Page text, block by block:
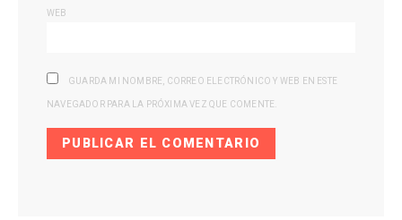
WEB
GUARDA MI NOMBRE, CORREO ELECTRÓNICO Y WEB EN ESTE
NAVEGADOR PARA LA PRÓXIMA VEZ QUE COMENTE.